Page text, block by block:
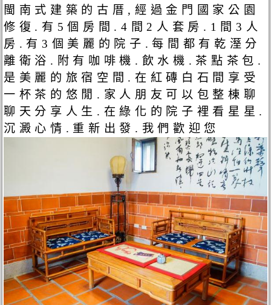
閩南式建築的古厝,經過金門國家公園
修復.有5個房間.4間2人套房.1間3人
房.有3個美麗的院子.每間都有乾溼分
離衛浴.附有咖啡機.飲水機.茶點茶包.
是美麗的旅宿空間.在紅磚白石間享受
一杯茶的悠閒.家人朋友可以包整棟聊
聊天分享人生.在綠化的院子裡看星星.
沉澱心情.重新出發.我們歡迎您